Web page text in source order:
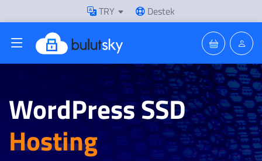
TRY Destek
WordPress SSD
Hosting